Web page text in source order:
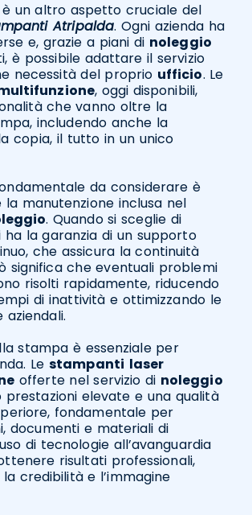
è un altro aspetto cruciale del
Atripalda. Ogni azienda ha
e, grazie a piani di noleggio
è possibile adattare il servizio
necessità del proprio ufficio. Le
, oggi disponibili,
che vanno oltre la
includendo anche la
copia, il tutto in un unico
da considerare è
la manutenzione inclusa nel
. Quando si sceglie di
ha la garanzia di un supporto
che assicura la continuità
significa che eventuali problemi
risolti rapidamente, riducendo
di inattività e ottimizzando le
stampa è essenziale per
Le stampanti laser
offerte nel servizio di noleggio
prestazioni elevate e una qualità
fondamentale per
documenti e materiali di
di tecnologie all’avanguardia
risultati professionali,
credibilità e l’immagine